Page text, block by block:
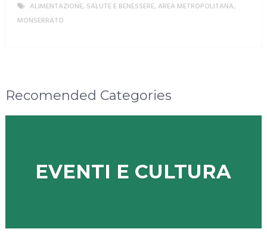
ALIMENTAZIONE, SALUTE E BENESSERE, AREA METROPOLITANA,
MONSERRATO
Recomended Categories
EVENTI E CULTURA